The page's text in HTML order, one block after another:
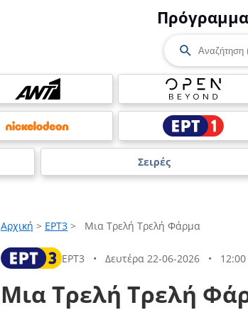
Σειρές
Αρχική > ΕΡΤ3 > Μια Τρελή Τρελή Φάρμα
ΕΡΤ3 • Δευτέρα 22-06-2026 •
Μια Τρελή Τρελή